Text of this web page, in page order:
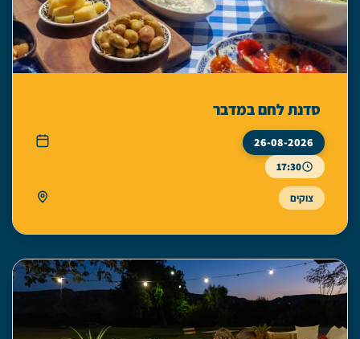
סדנת לחם במדבר
26-08-2026
17:30
צוקים